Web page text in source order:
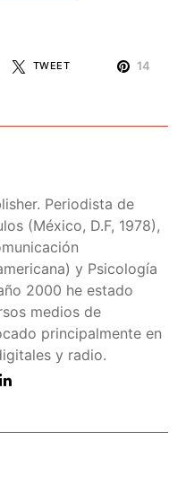
TWEET 14
Periodista de
(México, D.F, 1978),
y Psicología
2000 he estado
medios de
principalmente en
y radio.